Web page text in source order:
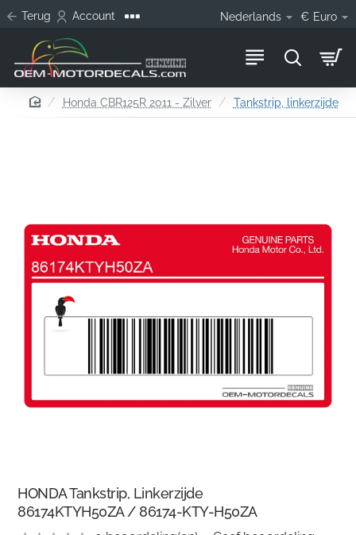
Terug Account Nederlands € Euro
homeHonda CBR125R 2011 - Zilver Tankstrip, linkerzijde
HONDA Tankstrip, Linkerzijde
86174KTYH50ZA / 86174-KTY-H50ZA